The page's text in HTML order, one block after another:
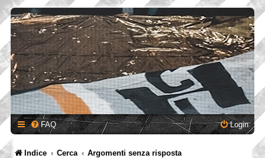
FAQ Login
Indice Cerca Argomenti senza risposta